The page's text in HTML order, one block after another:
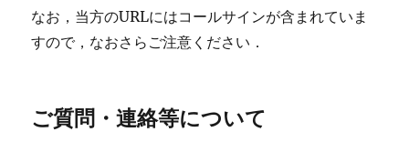
なお，当方のURLにはコールサインが含まれていま
すので，なおさらご注意ください．
ご質問・連絡等について